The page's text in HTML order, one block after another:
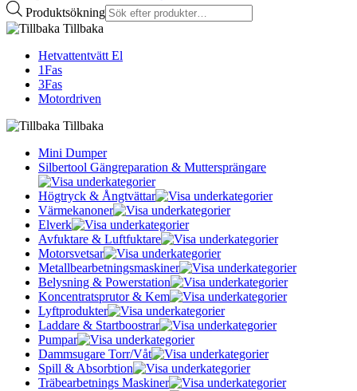
Produktsökning
Tillbaka
Hetvattentvätt El
1Fas
3Fas
Motordriven
Tillbaka
Mini Dumper
Silbertool Gängreparation & Muttersprängare
Högtryck & Ångtvättar
Värmekanoner
Elverk
Avfuktare & Luftfuktare
Motorsvetsar
Metallbearbetningsmaskiner
Belysning & Powerstation
Koncentratsprutor & Kem
Lyftprodukter
Laddare & Startboostrar
Pumpar
Dammsugare Torr/Våt
Spill & Absorbtion
Träbearbetnings Maskiner